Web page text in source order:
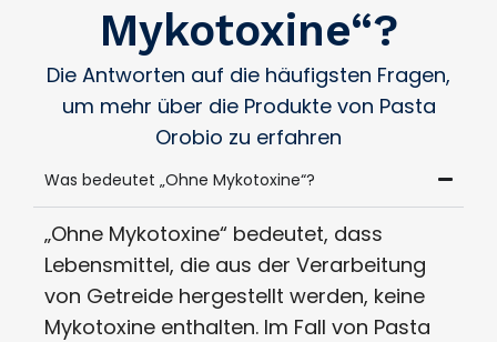
Mykotoxine“?
Die Antworten auf die häufigsten Fragen,
um mehr über die Produkte von Pasta
Orobio zu erfahren
Was bedeutet „Ohne Mykotoxine“?
„Ohne Mykotoxine“ bedeutet, dass
Lebensmittel, die aus der Verarbeitung
von Getreide hergestellt werden, keine
Mykotoxine enthalten. Im Fall von Pasta